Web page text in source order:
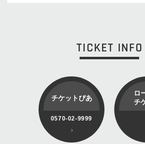
TICKET INFO
チケットぴあ
0570-02-9999
ロ
チ